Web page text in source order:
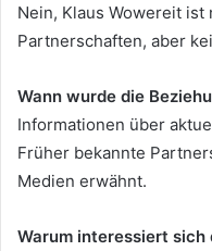
Nein, Klaus Wowereit
Partnerschaften, aber
Wann wurde die
Informationen über
Früher bekannte
Medien erwähnt.
Warum interessiert